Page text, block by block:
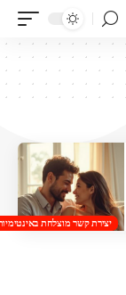
יצירת קשר מוצלחת באינטימיות